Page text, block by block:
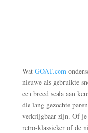
Wat GOAT.com
nieuwe als gebruikte
een breed scala aan
die lang gezochte
verkrijgbaar zijn. Of je
retro-klassieker of de